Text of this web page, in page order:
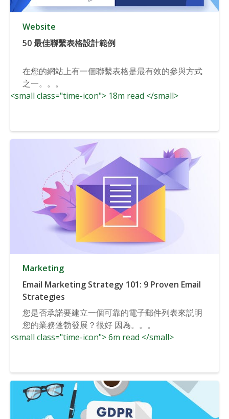
Website
50 最佳聯繫表格設計範例
在您的網站上有一個聯繫表格是最有效的參與方式
之一。。。
<small class="time-icon"> 18m read </small>
Marketing
Email Marketing Strategy 101: 9 Proven Email
Strategies
您是否承諾要建立一個可靠的電子郵件列表來説明
您的業務蓬勃發展？很好 因為。。。
<small class="time-icon"> 6m read </small>